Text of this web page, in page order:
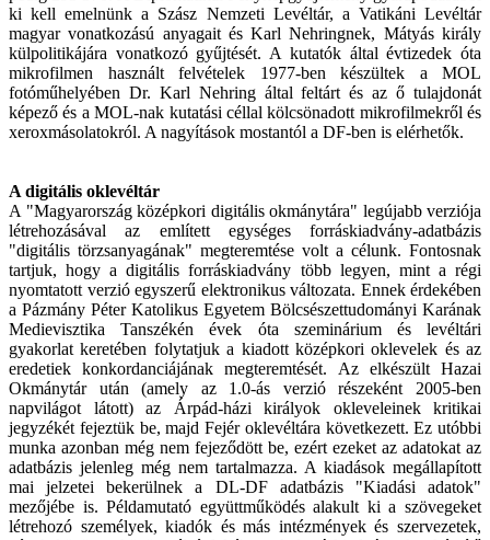
ki kell emelnünk a Szász Nemzeti Levéltár, a Vatikáni Levéltár
magyar vonatkozású anyagait és Karl Nehringnek, Mátyás király
külpolitikájára vonatkozó gyűjtését. A kutatók által évtizedek óta
mikrofilmen használt felvételek 1977-ben készültek a MOL
fotóműhelyében Dr. Karl Nehring által feltárt és az ő tulajdonát
képező és a MOL-nak kutatási céllal kölcsönadott mikrofilmekről és
xeroxmásolatokról. A nagyítások mostantól a DF-ben is elérhetők.
A digitális oklevéltár
A "Magyarország középkori digitális okmánytára" legújabb verziója
létrehozásával az említett egységes forráskiadvány-adatbázis
"digitális törzsanyagának" megteremtése volt a célunk. Fontosnak
tartjuk, hogy a digitális forráskiadvány több legyen, mint a régi
nyomtatott verzió egyszerű elektronikus változata. Ennek érdekében
a Pázmány Péter Katolikus Egyetem Bölcsészettudományi Karának
Medievisztika Tanszékén évek óta szeminárium és levéltári
gyakorlat keretében folytatjuk a kiadott középkori oklevelek és az
eredetiek konkordanciájának megteremtését. Az elkészült Hazai
Okmánytár után (amely az 1.0-ás verzió részeként 2005-ben
napvilágot látott) az Árpád-házi királyok okleveleinek kritikai
jegyzékét fejeztük be, majd Fejér oklevéltára következett. Ez utóbbi
munka azonban még nem fejeződött be, ezért ezeket az adatokat az
adatbázis jelenleg még nem tartalmazza. A kiadások megállapított
mai jelzetei bekerülnek a DL-DF adatbázis "Kiadási adatok"
mezőjébe is. Példamutató együttműködés alakult ki a szövegeket
létrehozó személyek, kiadók és más intézmények és szervezetek,